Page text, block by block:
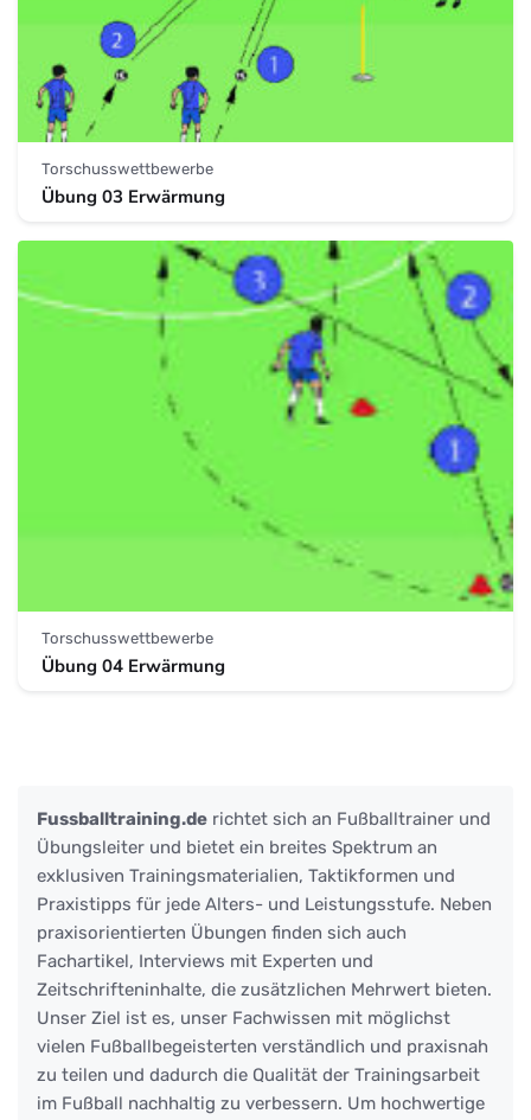
Torschusswettbewerbe
Übung 03 Erwärmung
Torschusswettbewerbe
Übung 04 Erwärmung
Fussballtraining.de richtet sich an Fußballtrainer und
Übungsleiter und bietet ein breites Spektrum an
exklusiven Trainingsmaterialien, Taktikformen und
Praxistipps für jede Alters- und Leistungsstufe. Neben
praxisorientierten Übungen finden sich auch
Fachartikel, Interviews mit Experten und
Zeitschrifteninhalte, die zusätzlichen Mehrwert bieten.
Unser Ziel ist es, unser Fachwissen mit möglichst
vielen Fußballbegeisterten verständlich und praxisnah
zu teilen und dadurch die Qualität der Trainingsarbeit
im Fußball nachhaltig zu verbessern. Um hochwertige